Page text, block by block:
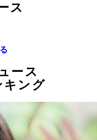
ス
ース
キング